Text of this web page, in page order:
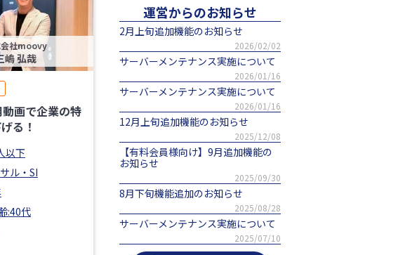
会社moovy
嶋 弘哉
画で企業の特
る！
以下
ル・SI
:40代
運営からのお知らせ
2月上旬追加機能のお知らせ
2026/02/02
サーバーメンテナンス実施について
2026/01/16
サーバーメンテナンス実施について
2026/01/16
12月上旬追加機能のお知らせ
2025/12/08
【有料会員様向け】9月追加機能の
お知らせ
2025/09/30
8月下旬機能追加のお知らせ
2025/08/28
サーバーメンテナンス実施について
2025/07/10